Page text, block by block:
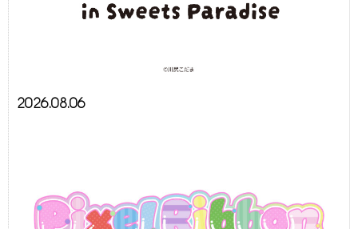
2026.08.06